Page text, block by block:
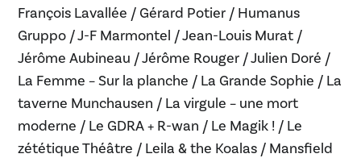
François Lavallée / Gérard Potier / Humanus
Gruppo / J-F Marmontel / Jean-Louis Murat /
Jérôme Aubineau / Jérôme Rouger / Julien Doré /
La Femme – Sur la planche / La Grande Sophie / La
taverne Munchausen / La virgule – une mort
moderne / Le GDRA + R-wan / Le Magik ! / Le
zététique Théâtre / Leila & the Koalas / Mansfield